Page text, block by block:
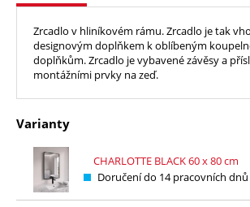
Zrcadlo v hliníkovém rámu. Zrcadlo je tak
designovým doplňkem k oblíbeným
doplňkům. Zrcadlo je vybavené závěsy a
montážními prvky na zeď.
Varianty
CHARLOTTE BLACK 60 x 80 cm
Doručení do 14 pracovních dnů